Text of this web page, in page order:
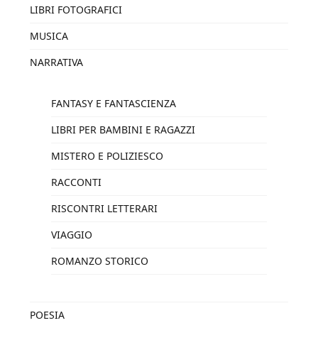
LIBRI FOTOGRAFICI
MUSICA
NARRATIVA
FANTASY E FANTASCIENZA
LIBRI PER BAMBINI E RAGAZZI
MISTERO E POLIZIESCO
RACCONTI
RISCONTRI LETTERARI
VIAGGIO
ROMANZO STORICO
POESIA